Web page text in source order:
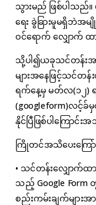
သွားမည် ဖြစ်ပါသည်
ရေး ခွဲခြားမူမရှိဘဲအမ
ဝင်ရောက် လျှောက် ထ
သို့ပါ၍ယခုသင်တန်းအ
များအနေဖြင့်သင်တ
ရက်နေ့မှ မတ်လ(၁၂)
(googleform)လင့်ခ်
နိုင်ပြီဖြစ်ပါကြောင်
ကြိုတင်အသိပေးကြော်
• သင်တန်းလျှောက်ထ
သည့် Google Form
စည်းကမ်းချက်များအ